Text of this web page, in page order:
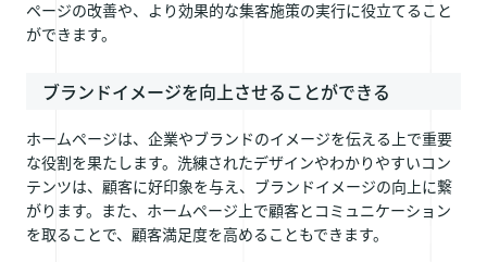
ページの改善や、より効果的な集客施策の実行に役立てること
ができます。
ブランドイメージを向上させることができる
ホームページは、企業やブランドのイメージを伝える上で重要
な役割を果たします。洗練されたデザインやわかりやすいコン
テンツは、顧客に好印象を与え、ブランドイメージの向上に繋
がります。また、ホームページ上で顧客とコミュニケーション
を取ることで、顧客満足度を高めることもできます。